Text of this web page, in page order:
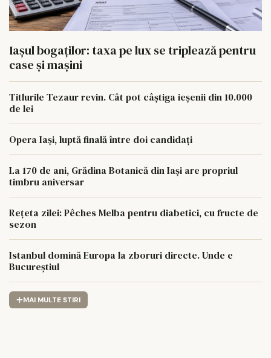
Iașul bogaților: taxa pe lux se triplează pentru
case și mașini
Titlurile Tezaur revin. Cât pot câștiga ieșenii din 10.000
de lei
Opera Iași, luptă finală între doi candidați
La 170 de ani, Grădina Botanică din Iași are propriul
timbru aniversar
Rețeta zilei: Pêches Melba pentru diabetici, cu fructe de
sezon
Istanbul domină Europa la zboruri directe. Unde e
Bucureștiul
MAI MULTE STIRI